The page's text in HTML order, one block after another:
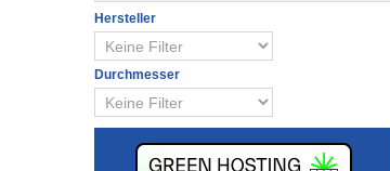
Hersteller
Durchmesser